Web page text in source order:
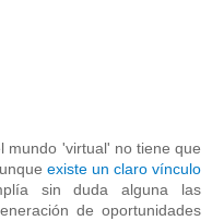
mundo 'virtual' no tiene que
existe un claro vínculo
sin duda alguna las
de oportunidades